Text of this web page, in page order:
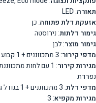
תאורה: LED
אזעקת דלת פתוחה: כן
גימור דלתות: נירוסטה
גימור מוצר: לבן
מדפי קירור: 3 מתכווננים + 1 קבוע
מגירות קירור
נפרדת
מדפי דלת: 3 מתכווננים + 1 בגודל גלון
מגירות מקפיא: 3